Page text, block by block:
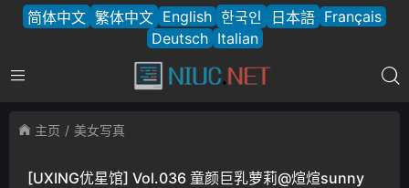
简体中文 繁体中文 English 한국인 日本語 Français
Deutsch Italian
主页 美女写真
[UXING优星馆] Vol.036 童颜巨乳萝莉@煊煊sunny